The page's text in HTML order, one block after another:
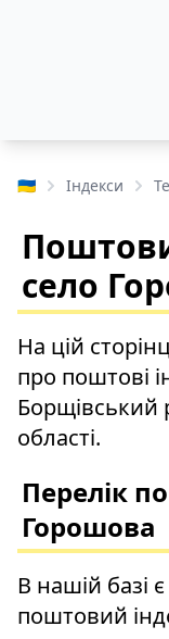
🇺🇦 Індекси
село
На цій
про поштові
Борщівський
області.
Перелік
Горошова
В нашій базі
поштовий